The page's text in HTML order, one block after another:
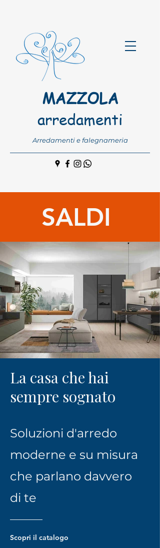
MAZZOLA
arredamenti
Arredamenti e falegnameria
SALDI
La casa che hai
sempre sognato
Soluzioni d'arredo
moderne e su misura
che parlano davvero
di te
Scopri il catalogo